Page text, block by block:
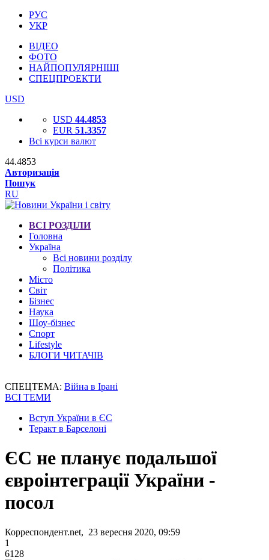
РУС
УКР
ВІДЕО
ФОТО
НАЙПОПУЛЯРНІШІ
СПЕЦПРОЕКТИ
USD
USD 44.4853
EUR 51.3357
Всі курси валют
44.4853
Авторизація
Пошук
RU
ВСІ РОЗДІЛИ
Головна
Україна
Всі новини розділу
Політика
Місто
Світ
Бізнес
Наука
Шоу-бізнес
Спорт
Lifestyle
БЛОГИ ЧИТАЧІВ
СПЕЦТЕМА: Війна в Ірані
ВСІ ТЕМИ
Вступ України в ЄС
Теракт в Барселоні
ЄС не планує подальшої
євроінтеграції України -
посол
Корреспондент.net, 23 вересня 2020, 09:59
1
6128